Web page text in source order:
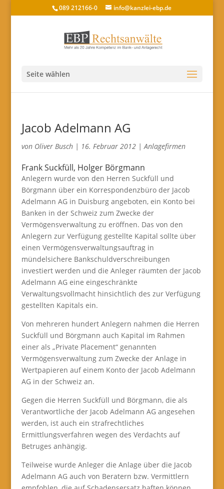
089 212166-0 info@kanzlei-ebp.de
Seite wählen
Jacob Adelmann AG
von Oliver Busch| 16. Februar 2012|Anlagefirmen
Frank Suckfüll, Holger Börgmann
Anlegern wurde von den Herren Suckfüll und
Börgmann über ein Korrespondenzbüro der Jacob
Adelmann AG in Duisburg angeboten, ein Konto bei
Banken in der Schweiz zum Zwecke der
Vermögensverwaltung zu eröffnen. Das von den
Anlegern zur Verfügung gestellte Kapital sollte über
einen Vermögensverwaltungsauftrag in
mündelsichere Bankschuldverschreibungen
investiert werden und die Anleger räumten der Jacob
Adelmann AG eine eingeschränkte
Verwaltungsvollmacht hinsichtlich des zur Verfügung
gestellten Kapitals ein.
Von mehreren hundert Anlegern nahmen die Herren
Suckfüll und Börgmann auch Kapital im Rahmen
einer als „Private Placement“ genannten
Vermögensverwaltung zum Zwecke der Anlage in
Wertpapieren auf einem Konto der Jacob Adelmann
AG in der Schweiz an.
Gegen die Herren Suckfüll und Börgmann, die als
Verantwortliche der Jacob Adelmann AG angesehen
werden, ist auch ein strafrechtliches
Ermittlungsverfahren wegen des Verdachts auf
Betruges anhängig.
Teilweise wurde Anleger die Anlage über die Jacob
Adelmann AG auch von Beratern bzw. Vermittlern